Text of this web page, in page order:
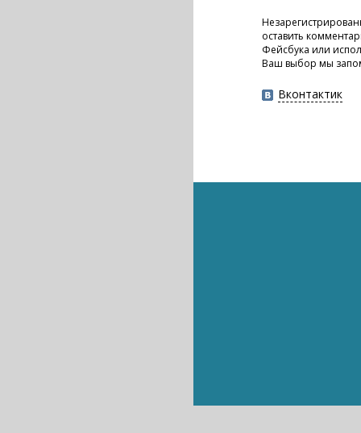
оставить
Фейсбука или
Ваш выбор мы
Вконтактик